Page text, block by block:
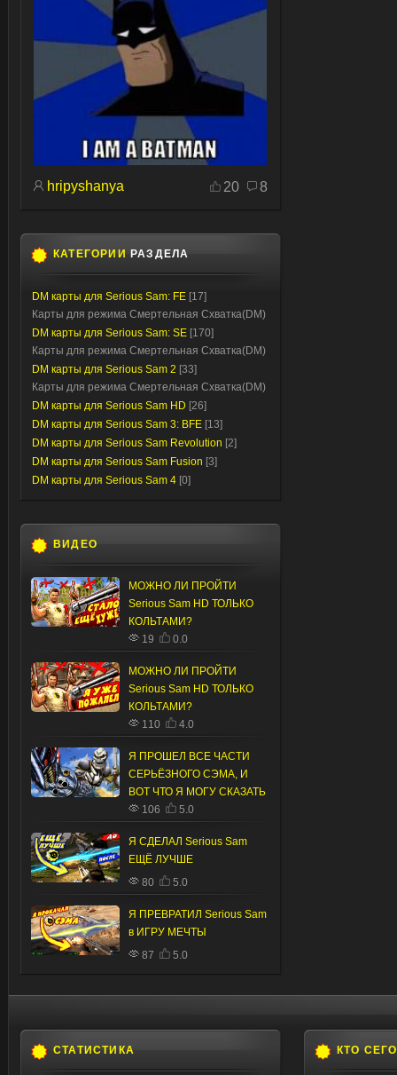
hripyshanya 20 8
КАТЕГОРИИ РАЗДЕЛА
DM карты для Serious Sam: FE [17]
Карты для режима Смертельная Схватка(DM)
DM карты для Serious Sam: SE [170]
Карты для режима Смертельная Схватка(DM)
DM карты для Serious Sam 2 [33]
Карты для режима Смертельная Схватка(DM)
DM карты для Serious Sam HD [26]
DM карты для Serious Sam 3: BFE [13]
DM карты для Serious Sam Revolution [2]
DM карты для Serious Sam Fusion [3]
DM карты для Serious Sam 4 [0]
ВИДЕО
МОЖНО ЛИ ПРОЙТИ
Serious Sam HD ТОЛЬКО
КОЛЬТАМИ?
19
0.0
МОЖНО ЛИ ПРОЙТИ
Serious Sam HD ТОЛЬКО
КОЛЬТАМИ?
110
4.0
Я ПРОШЕЛ ВСЕ ЧАСТИ
СЕРЬЁЗНОГО СЭМА, И
ВОТ ЧТО Я МОГУ СКАЗАТЬ
106
5.0
Я СДЕЛАЛ Serious Sam
ЕЩЁ ЛУЧШЕ
80
5.0
Я ПРЕВРАТИЛ Serious Sam
в ИГРУ МЕЧТЫ
87
5.0
СТАТИСТИКА КТО